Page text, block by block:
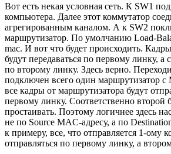
Вот есть некая условная сеть. К SW1
компьютера. Далее этот коммутатор
агрегированным каналом. А к SW2
маршрутизатор. По умолчанию Load-
mac. И вот что будет происходить.
будут передаваться по первому линку, а
по второму линку. Здесь верно.
подключен всего один маршрутизатор
все кадры от маршрутизатора будут
первому линку. Соответственно второй
простаивать. Поэтому логичнее здесь
не по Source MAC-адресу, а по
к примеру, все, что отправляется 1-ому
отправляться по первому линку, а